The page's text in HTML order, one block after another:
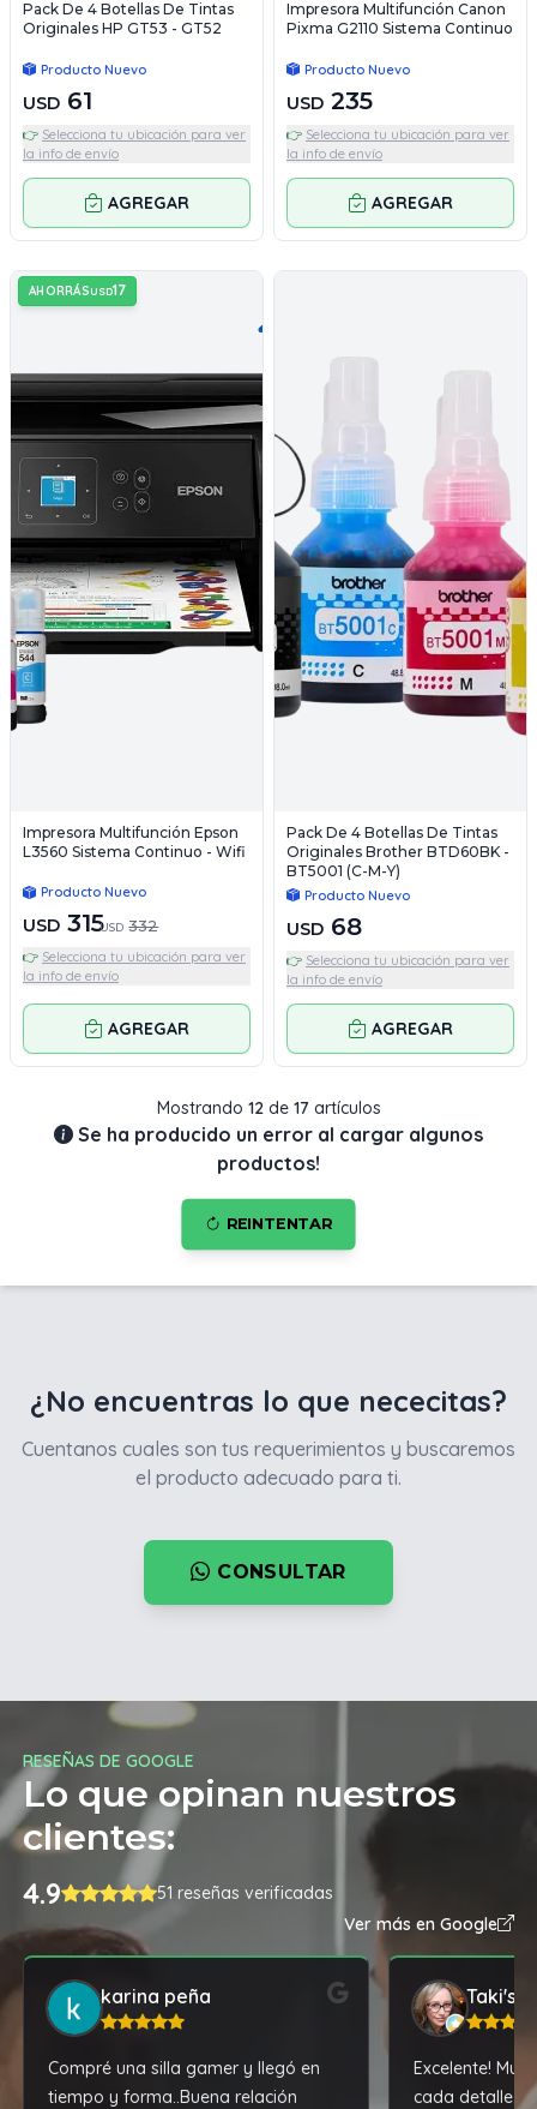
Pack De 4 Botellas De Tintas
Originales HP GT53 - GT52
Producto Nuevo
USD 61
👉 Selecciona tu ubicación para ver
la info de envío
AGREGAR
Impresora Multifunción Canon
Pixma G2110 Sistema Continuo
Producto Nuevo
USD 235
👉 Selecciona tu ubicación para ver
la info de envío
AGREGAR
AHORRÁSUSD17
Impresora Multifunción Epson
L3560 Sistema Continuo - Wifi
Producto Nuevo
USD 315USD 332
👉 Selecciona tu ubicación para ver
la info de envío
AGREGAR
Pack De 4 Botellas De Tintas
Originales Brother BTD60BK -
BT5001 (C-M-Y)
Producto Nuevo
USD 68
👉 Selecciona tu ubicación para ver
la info de envío
AGREGAR
Mostrando 12 de 17 artículos
Se ha producido un error al cargar algunos
productos!
REINTENTAR
¿No encuentras lo que nececitas?
Cuentanos cuales son tus requerimientos y buscaremos
el producto adecuado para ti.
CONSULTAR
RESEÑAS DE GOOGLE
Lo que opinan nuestros
clientes:
4.9
51 reseñas verificadas
Ver más en Google
karina peña
Compré una silla gamer y llegó en
tiempo y forma..Buena relación
Taki's
Excelente!
cada detalle.